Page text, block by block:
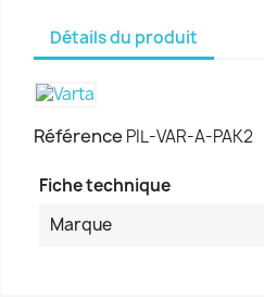
Détails du produit
Référence PIL-VAR-A-PAK2
Fiche technique
Marque